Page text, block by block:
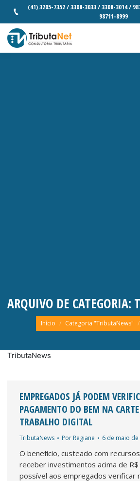
(41) 3205-7352 / 3308-3033 / 3308-3014 /
98711-8999
ARQUIVO DE CATEGORIA:
Você está aqui:
Início Categoria "TributaNews"
TributaNews
EMPREGADOS JÁ PODEM
PAGAMENTO DO BEM NA
TRABALHO DIGITAL
TributaNews Por Regiane 6 de maio de
O benefício, custeado com
receber investimentos acima de R$
possível aos empregados verificar